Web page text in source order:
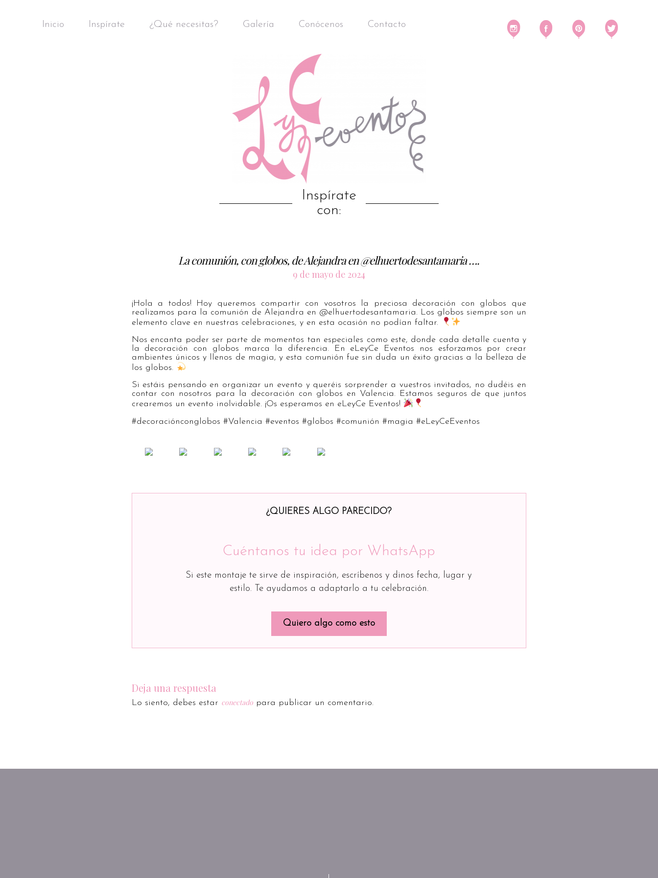
Inicio Inspírate ¿Qué necesitas? Galería Conócenos Contacto
Inspírate
con:
La comunión, con globos, de Alejandra en @elhuertodesantamaria ….
9 de mayo de 2024
¡Hola a todos! Hoy queremos compartir con vosotros la preciosa decoración con globos que
realizamos para la comunión de Alejandra en @elhuertodesantamaria. Los globos siempre son un
elemento clave en nuestras celebraciones, y en esta ocasión no podían faltar.
Nos encanta poder ser parte de momentos tan especiales como este, donde cada detalle cuenta y
la decoración con globos marca la diferencia. En eLeyCe Eventos nos esforzamos por crear
ambientes únicos y llenos de magia, y esta comunión fue sin duda un éxito gracias a la belleza de
los globos.
Si estáis pensando en organizar un evento y queréis sorprender a vuestros invitados, no dudéis en
contar con nosotros para la decoración con globos en Valencia. Estamos seguros de que juntos
crearemos un evento inolvidable. ¡Os esperamos en eLeyCe Eventos!
#decoraciónconglobos #Valencia #eventos #globos #comunión #magia #eLeyCeEventos
¿QUIERES ALGO PARECIDO?
Cuéntanos tu idea por WhatsApp
Si este montaje te sirve de inspiración, escríbenos y dinos fecha, lugar y
estilo. Te ayudamos a adaptarlo a tu celebración.
Quiero algo como esto
Deja una respuesta
Lo siento, debes estar conectadopara publicar un comentario.